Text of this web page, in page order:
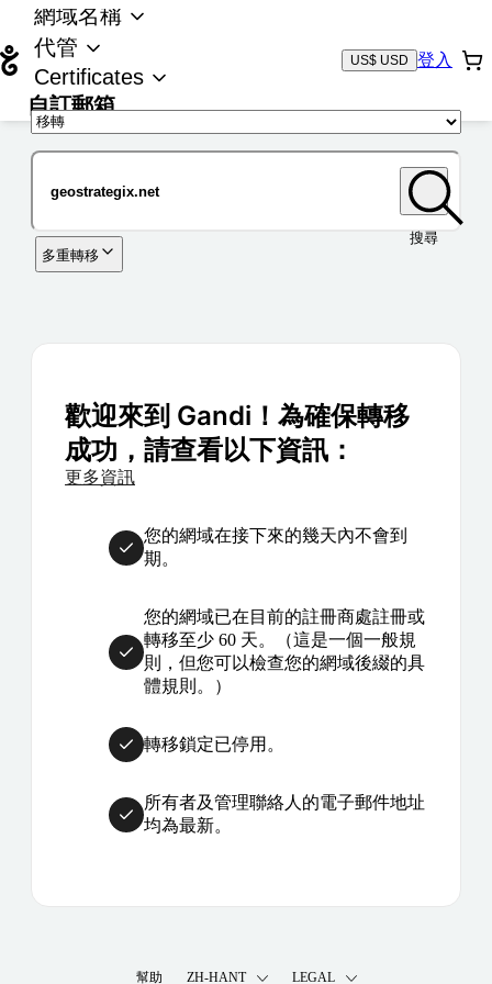
網域名稱
代管
Certificates
自訂郵箱
US$ USD 登入
搜尋
多重轉移
歡迎來到 Gandi！為確保轉移
成功，請查看以下資訊：
更多資訊
您的網域在接下來的幾天內不會到
期。
您的網域已在目前的註冊商處註冊或
轉移至少 60 天。（這是一個一般規
則，但您可以檢查您的網域後綴的具
體規則。）
轉移鎖定已停用。
所有者及管理聯絡人的電子郵件地址
均為最新。
幫助 ZH-HANT LEGAL